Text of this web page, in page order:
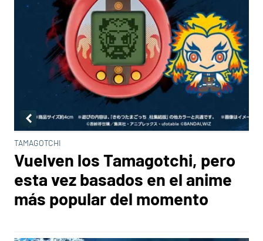
TAMAGOTCHI
Vuelven los Tamagotchi, pero
esta vez basados en el anime
más popular del momento